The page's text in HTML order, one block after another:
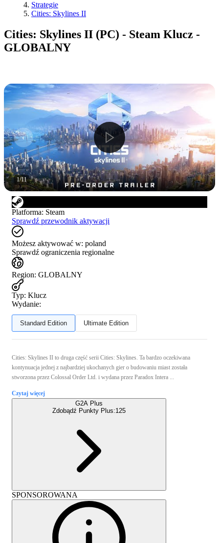
Strategie
Cities: Skylines II
Cities: Skylines II (PC) - Steam Klucz -
GLOBALNY
1/11
Platforma: Steam
Sprawdź przewodnik aktywacji
Możesz aktywować w: poland
Sprawdź ograniczenia regionalne
Region: GLOBALNY
Typ: Klucz
Wydanie:
Standard Edition Ultimate Edition
Cities: Skylines II to druga część serii Cities: Skylines. Ta bardzo oczekiwana
kontynuacja jednej z najbardziej ukochanych gier o budowaniu miast została
stworzona przez Colossal Order Ltd. i wydana przez Paradox Intera ...
Czytaj więcej
G2A Plus
Zdobądź Punkty Plus:125
SPONSOROWANA